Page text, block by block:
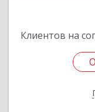
Клиентов на